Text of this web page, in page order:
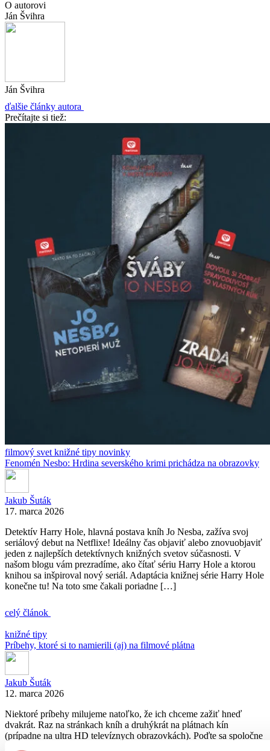
O autorovi
Ján Švihra
Ján Švihra
ďalšie články autora
Prečítajte si tiež:
filmový svetknižné tipy novinky
Fenomén Nesbo: Hrdina severského krimi prichádza na obrazovky
Jakub Šuták
17. marca 2026
Detektív Harry Hole, hlavná postava kníh Jo Nesba, zažíva svoj
seriálový debut na Netflixe! Ideálny čas objaviť alebo znovuobjaviť
jeden z najlepších detektívnych knižných svetov súčasnosti. V
našom blogu vám prezradíme, ako čítať sériu Harry Hole a ktorou
knihou sa inšpiroval nový seriál. Adaptácia knižnej série Harry Hole
konečne tu! Na toto sme čakali poriadne […]
celý článok
knižné tipy
Príbehy, ktoré si to namierili (aj) na filmové plátna
Jakub Šuták
12. marca 2026
Niektoré príbehy milujeme natoľko, že ich chceme zažiť hneď
dvakrát. Raz na stránkach kníh a druhýkrát na plátnach kín
(prípadne na ultra HD televíznych obrazovkách). Poďte sa spoločne